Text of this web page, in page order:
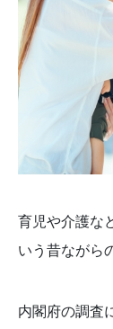
育児や介護な
いう昔ながら
内閣府の調査